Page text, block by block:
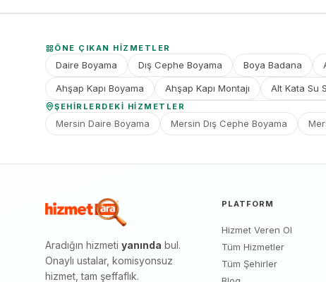
ÖNE ÇIKAN HIZMETLER
Daire Boyama Dış Cephe Boyama Boya Badana
Ahşap Kapı Boyama Ahşap Kapı Montajı Alt Kata Su
ŞEHIRLERDEKI HIZMETLER
Mersin Daire Boyama Mersin Dış Cephe Boyama
Aradığın hizmeti yanında bul.
Onaylı ustalar, komisyonsuz
hizmet, tam şeffaflık.
PLATFORM
Hizmet Veren Ol
Tüm Hizmetler
Tüm Şehirler